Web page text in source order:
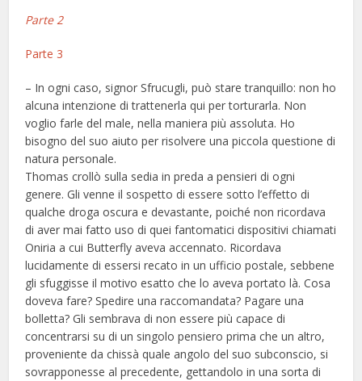
Parte 2
Parte 3
– In ogni caso, signor Sfrucugli, può stare tranquillo: non ho
alcuna intenzione di trattenerla qui per torturarla. Non
voglio farle del male, nella maniera più assoluta. Ho
bisogno del suo aiuto per risolvere una piccola questione di
natura personale.
Thomas crollò sulla sedia in preda a pensieri di ogni
genere. Gli venne il sospetto di essere sotto l’effetto di
qualche droga oscura e devastante, poiché non ricordava
di aver mai fatto uso di quei fantomatici dispositivi chiamati
Oniria a cui Butterfly aveva accennato. Ricordava
lucidamente di essersi recato in un ufficio postale, sebbene
gli sfuggisse il motivo esatto che lo aveva portato là. Cosa
doveva fare? Spedire una raccomandata? Pagare una
bolletta? Gli sembrava di non essere più capace di
concentrarsi su di un singolo pensiero prima che un altro,
proveniente da chissà quale angolo del suo subconscio, si
sovrapponesse al precedente, gettandolo in una sorta di